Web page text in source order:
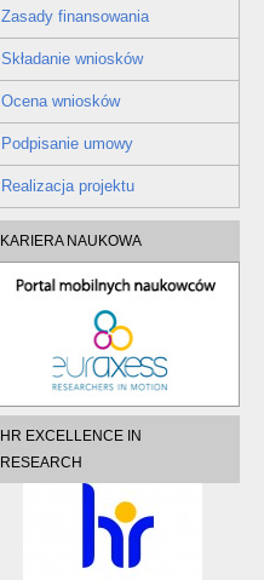
Zasady finansowania
Składanie wniosków
Ocena wniosków
Podpisanie umowy
Realizacja projektu
KARIERA NAUKOWA
HR EXCELLENCE IN
RESEARCH